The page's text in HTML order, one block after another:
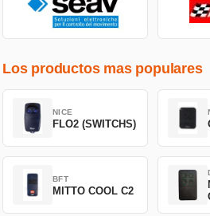
Los productos mas populares
NICE
FLO2 (SWITCHS)
BFT
MITTO COOL C2